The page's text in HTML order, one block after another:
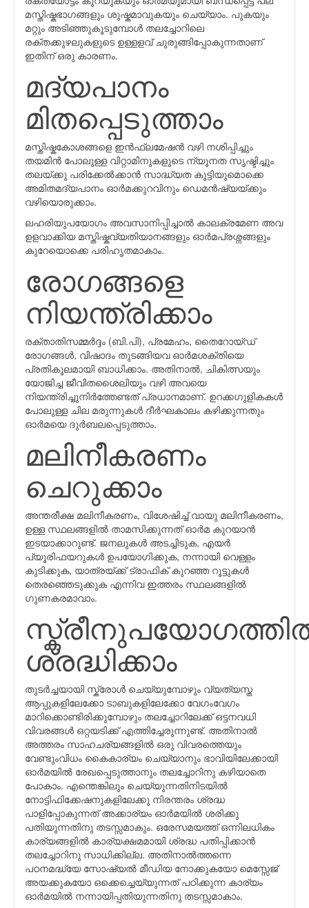
മസ്തിഷ്കഭാഗങ്ങളും ശുഷ്കമാവുകയും ചെയ്യാം. പുകയും
മറ്റും അടിഞ്ഞുകൂടുമ്പോള്‍ തലച്ചോറിലെ
രക്തക്കുഴലുകളുടെ ഉള്ളളവ്‌ ചുരുങ്ങിപ്പോകുന്നതാണ്
ഇതിന് ഒരു കാരണം.
മദ്യപാനം
മിതപ്പെടുത്താം
മസ്തിഷ്കകോശങ്ങളെ ഇന്‍ഫ്ലമേഷന്‍ വഴി നശിപ്പിച്ചും
തയമിന്‍ പോലുള്ള വിറ്റാമിനുകളുടെ ന്യൂനത സൃഷ്ടിച്ചും
തലയ്ക്കു പരിക്കേല്‍ക്കാന്‍ സാദ്ധ്യത കൂട്ടിയുമൊക്കെ
അമിതമദ്യപാനം ഓര്‍മക്കുറവിനും ഡെമന്‍ഷ്യയ്ക്കും
വഴിയൊരുക്കാം.
ലഹരിയുപയോഗം അവസാനിപ്പിച്ചാൽ കാലക്രമേണ അവ
ഉളവാക്കിയ മസ്തിഷ്കവ്യതിയാനങ്ങളും ഓര്‍മപ്രശ്നങ്ങളും
കുറേയൊക്കെ പരിഹൃതമാകാം.
രോഗങ്ങളെ
നിയന്ത്രിക്കാം
രക്താതിസമ്മർദ്ദം (ബി.പി), പ്രമേഹം, തൈറോയ്ഡ്
രോഗങ്ങൾ, വിഷാദം തുടങ്ങിയവ ഓർമശക്തിയെ
പ്രതികൂലമായി ബാധിക്കാം. അതിനാല്‍, ചികിത്സയും
യോജിച്ച ജീവിതശൈലിയും വഴി അവയെ
നിയന്ത്രിച്ചുനിര്‍ത്തേണ്ടത് പ്രധാനമാണ്. ഉറക്കഗുളികകൾ
പോലുള്ള ചില മരുന്നുകൾ ദീർഘകാലം കഴിക്കുന്നതും
ഓർമയെ ദുര്‍ബലപ്പെടുത്താം.
മലിനീകരണം
ചെറുക്കാം
അന്തരീക്ഷ മലിനീകരണം, വിശേഷിച്ച് വായു മലിനീകരണം,
ഉള്ള സ്ഥലങ്ങളിൽ താമസിക്കുന്നത് ഓർമ കുറയാൻ
ഇടയാക്കാറുണ്ട്. ജനലുകള്‍ അടച്ചിടുക, എയര്‍
പ്യൂരിഫയറുകള്‍ ഉപയോഗിക്കുക, നന്നായി വെള്ളം
കുടിക്കുക, യാത്രയ്ക്ക് ട്രാഫിക് കുറഞ്ഞ റൂട്ടുകള്‍
തെരഞ്ഞെടുക്കുക എന്നിവ ഇത്തരം സ്ഥലങ്ങളില്‍
ഗുണകരമാവാം.
ശ്രദ്ധിക്കാം
തുടർച്ചയായി സ്ക്രോൾ ചെയ്യുമ്പോഴും വ്യത്യസ്ത
ആപ്പുകളിലേക്കോ ടാബുകളിലേക്കോ വേഗംവേഗം
മാറിക്കൊണ്ടിരിക്കുമ്പോഴും തലച്ചോറിലേക്ക് ഒട്ടനവധി
വിവരങ്ങൾ ഒറ്റയടിക്ക് എത്തിച്ചേരുന്നുണ്ട്. അതിനാല്‍
അത്തരം സാഹചര്യങ്ങളില്‍ ഒരു വിവരത്തെയും
വേണ്ടുംവിധം കൈകാര്യം ചെയ്യാനും ഭാവിയിലേക്കായി
ഓർമയിൽ രേഖപ്പെടുത്താനും തലച്ചോറിനു കഴിയാതെ
പോകാം. എന്തെങ്കിലും ചെയ്യുന്നതിനിടയിൽ
നോട്ടിഫിക്കേഷനുകളിലേക്കു നിരന്തരം ശ്രദ്ധ
പാളിപ്പോകുന്നത് അക്കാര്യം ഓർമയിൽ ശരിക്കു
പതിയുന്നതിനു തടസ്സമാകും. ഒരേസമയത്ത് ഒന്നിലധികം
കാര്യങ്ങളിൽ കാര്യക്ഷമമായി ശ്രദ്ധ പതിപ്പിക്കാൻ
തലച്ചോറിനു സാധിക്കില്ല. അതിനാൽത്തന്നെ
പഠനമദ്ധ്യേ സോഷ്യൽ മീഡിയ നോക്കുകയോ മെസ്സേജ്
അയക്കുകയോ ഒക്കെച്ചെയ്യുന്നത് പഠിക്കുന്ന കാര്യം
ഓർമയിൽ നന്നായിപ്പതിയുന്നതിനു തടസ്സമാകാം.